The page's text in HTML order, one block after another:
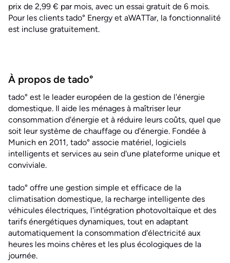
prix de 2,99 € par mois, avec un essai gratuit de 6 mois.
Pour les clients tado° Energy et aWATTar, la fonctionnalité
est incluse gratuitement.
À propos de tado°
tado° est le leader européen de la gestion de l'énergie
domestique. Il aide les ménages à maîtriser leur
consommation d'énergie et à réduire leurs coûts, quel que
soit leur système de chauffage ou d'énergie. Fondée à
Munich en 2011, tado° associe matériel, logiciels
intelligents et services au sein d'une plateforme unique et
conviviale.
tado° offre une gestion simple et efficace de la
climatisation domestique, la recharge intelligente des
véhicules électriques, l'intégration photovoltaïque et des
tarifs énergétiques dynamiques, tout en adaptant
automatiquement la consommation d'électricité aux
heures les moins chères et les plus écologiques de la
journée.